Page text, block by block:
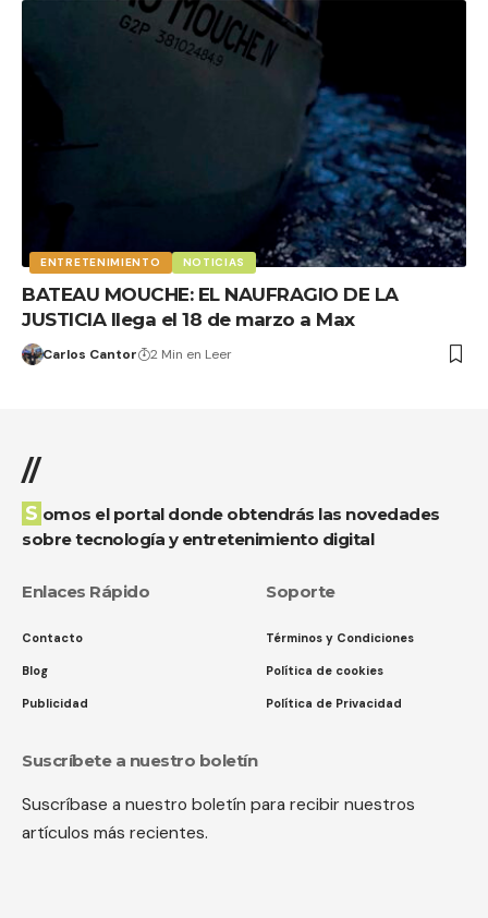
ENTRETENIMIENTO NOTICIAS
BATEAU MOUCHE: EL NAUFRAGIO DE LA
JUSTICIA llega el 18 de marzo a Max
Carlos Cantor 2 Min en Leer
//
Somos el portal donde obtendrás las novedades
sobre tecnología y entretenimiento digital
Enlaces Rápido
Contacto
Blog
Publicidad
Soporte
Términos y Condiciones
Política de cookies
Política de Privacidad
Suscríbete a nuestro boletín
Suscríbase a nuestro boletín para recibir nuestros
artículos más recientes.